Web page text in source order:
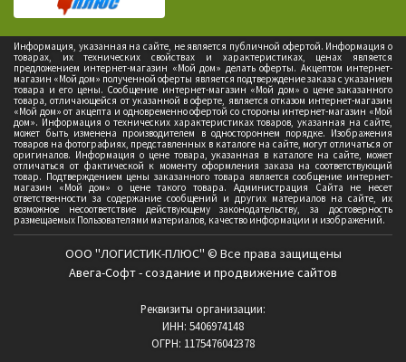
Информация, указанная на сайте, не является публичной офертой. Информация о
товарах, их технических свойствах и характеристиках, ценах является
предложением интернет-магазин «Мой дом» делать оферты. Акцептом интернет-
магазин «Мой дом» полученной оферты является подтверждение заказа с указанием
товара и его цены. Сообщение интернет-магазин «Мой дом» о цене заказанного
товара, отличающейся от указанной в оферте, является отказом интернет-магазин
«Мой дом» от акцепта и одновременно офертой со стороны интернет-магазин «Мой
дом». Информация о технических характеристиках товаров, указанная на сайте,
может быть изменена производителем в одностороннем порядке. Изображения
товаров на фотографиях, представленных в каталоге на сайте, могут отличаться от
оригиналов. Информация о цене товара, указанная в каталоге на сайте, может
отличаться от фактической к моменту оформления заказа на соответствующий
товар. Подтверждением цены заказанного товара является сообщение интернет-
магазин «Мой дом» о цене такого товара. Администрация Сайта не несет
ответственности за содержание сообщений и других материалов на сайте, их
возможное несоответствие действующему законодательству, за достоверность
размещаемых Пользователями материалов, качество информации и изображений.
ООО "ЛОГИСТИК-ПЛЮС" © Все права защищены
Авега-Софт - создание и продвижение сайтов
Реквизиты организации:
ИНН: 5406974148
ОГРН: 1175476042378